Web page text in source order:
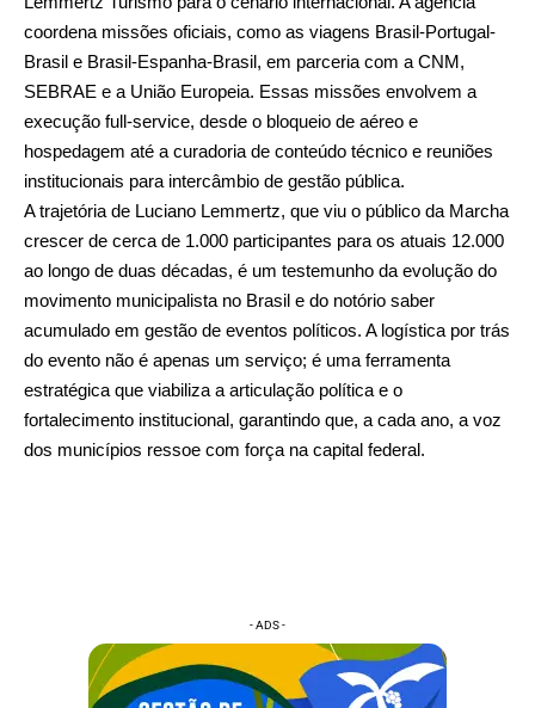
coordena missões oficiais, como as viagens Brasil-Portugal-
Brasil e Brasil-Espanha-Brasil, em parceria com a CNM,
SEBRAE e a União Europeia. Essas missões envolvem a
execução full-service, desde o bloqueio de aéreo e
hospedagem até a curadoria de conteúdo técnico e reuniões
institucionais para intercâmbio de gestão pública.
A trajetória de Luciano Lemmertz, que viu o público da Marcha
crescer de cerca de 1.000 participantes para os atuais 12.000
ao longo de duas décadas, é um testemunho da evolução do
movimento municipalista no Brasil e do notório saber
acumulado em gestão de eventos políticos. A logística por trás
do evento não é apenas um serviço; é uma ferramenta
estratégica que viabiliza a articulação política e o
fortalecimento institucional, garantindo que, a cada ano, a voz
dos municípios ressoe com força na capital federal.
- ADS -